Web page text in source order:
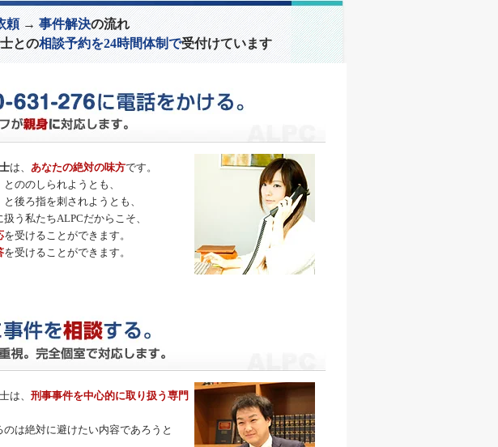
頼→事件解決の流れ
との相談予約を24時間体制で受付けています
は、 あなたの絶対の味方です。
ののしられようとも、
後ろ指を刺されようとも、
う私たちALPCだからこそ、
を受けることができます。
を受けることができます。
は、 刑事事件を中心的に取り扱う専門
は絶対に避けたい内容であろうと